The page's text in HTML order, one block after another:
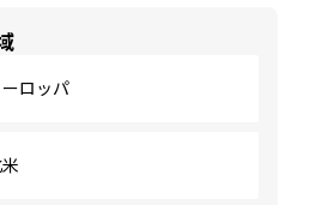
ロッパ